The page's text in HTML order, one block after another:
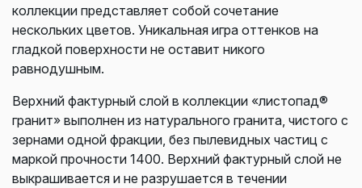
коллекции представляет собой сочетание
нескольких цветов. Уникальная игра оттенков на
гладкой поверхности не оставит никого
равнодушным.
Верхний фактурный слой в коллекции «листопад®
гранит» выполнен из натурального гранита, чистого с
зернами одной фракции, без пылевидных частиц с
маркой прочности 1400. Верхний фактурный слой не
выкрашивается и не разрушается в течении